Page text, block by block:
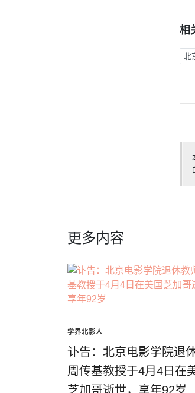
相
北
更多内容
学界北影人
讣告：北京电影学院退
周传基教授于4月4日在
芝加哥逝世，享年92岁